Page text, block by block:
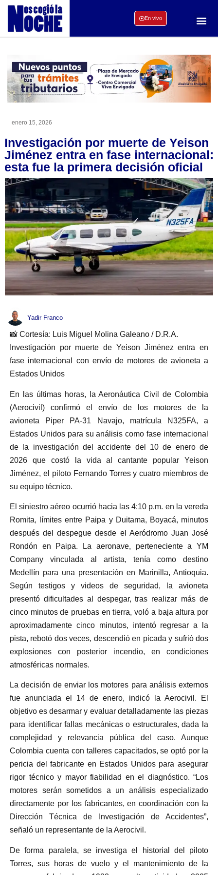
En vivo
enero 15, 2026
Investigación por muerte de Yeison
Jiménez entra en fase internacional:
esta fue la primera decisión oficial
Yadir Franco
📸 Cortesía: Luis Miguel Molina Galeano / D.R.A.
Investigación por muerte de Yeison Jiménez entra en
fase internacional con envío de motores de avioneta a
Estados Unidos
En las últimas horas, la Aeronáutica Civil de Colombia
(Aerocivil) confirmó el envío de los motores de la
avioneta Piper PA-31 Navajo, matrícula N325FA, a
Estados Unidos para su análisis como fase internacional
de la investigación del accidente del 10 de enero de
2026 que costó la vida al cantante popular Yeison
Jiménez, el piloto Fernando Torres y cuatro miembros de
su equipo técnico.
El siniestro aéreo ocurrió hacia las 4:10 p.m. en la vereda
Romita, límites entre Paipa y Duitama, Boyacá, minutos
después del despegue desde el Aeródromo Juan José
Rondón en Paipa. La aeronave, perteneciente a YM
Company vinculada al artista, tenía como destino
Medellín para una presentación en Marinilla, Antioquia.
Según testigos y videos de seguridad, la avioneta
presentó dificultades al despegar, tras realizar más de
cinco minutos de pruebas en tierra, voló a baja altura por
aproximadamente cinco minutos, intentó regresar a la
pista, rebotó dos veces, descendió en picada y sufrió dos
explosiones con posterior incendio, en condiciones
atmosféricas normales.
La decisión de enviar los motores para análisis externos
fue anunciada el 14 de enero, indicó la Aerocivil. El
objetivo es desarmar y evaluar detalladamente las piezas
para identificar fallas mecánicas o estructurales, dada la
complejidad y relevancia pública del caso. Aunque
Colombia cuenta con talleres capacitados, se optó por la
pericia del fabricante en Estados Unidos para asegurar
rigor técnico y mayor fiabilidad en el diagnóstico. “Los
motores serán sometidos a un análisis especializado
directamente por los fabricantes, en coordinación con la
Dirección Técnica de Investigación de Accidentes”,
señaló un representante de la Aerocivil.
De forma paralela, se investiga el historial del piloto
Torres, sus horas de vuelo y el mantenimiento de la